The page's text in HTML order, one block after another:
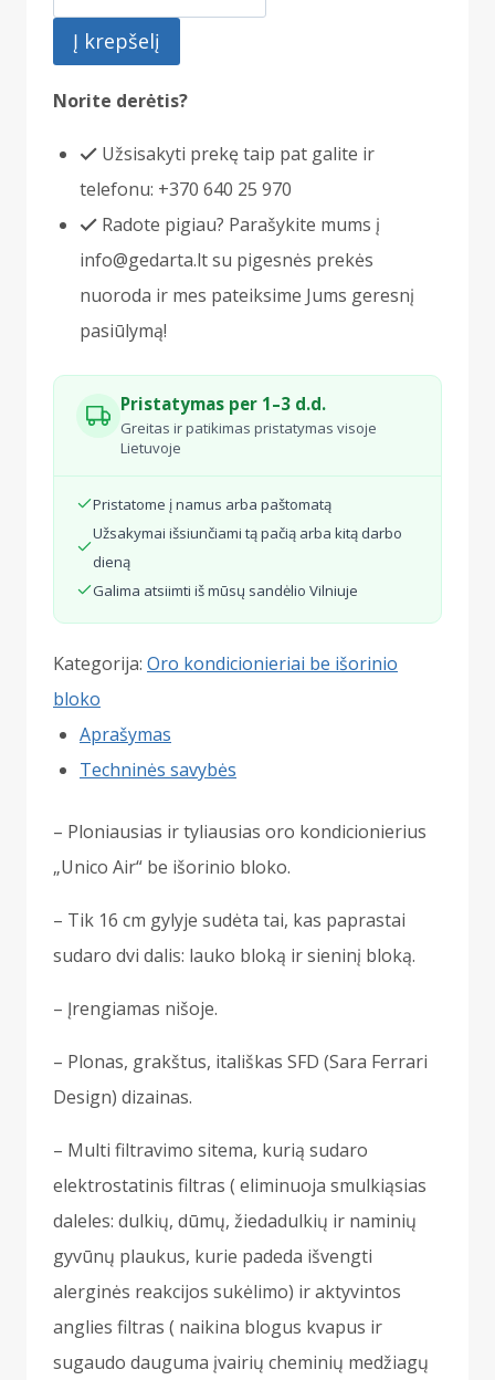
kiekis:
KONDICIONIERIUS
UNICO
25
EVA
Į krepšelį
Norite derėtis?
Užsisakyti prekę taip pat galite ir
telefonu: +370 640 25 970
Radote pigiau? Parašykite mums į
info@gedarta.lt su pigesnės prekės
nuoroda ir mes pateiksime Jums geresnį
pasiūlymą!
Pristatymas per 1–3 d.d.
Greitas ir patikimas pristatymas visoje
Lietuvoje
Pristatome į namus arba paštomatą
Užsakymai išsiunčiami tą pačią arba kitą darbo
dieną
Galima atsiimti iš mūsų sandėlio Vilniuje
Kategorija: Oro kondicionieriai be išorinio
bloko
Aprašymas
Techninės savybės
– Ploniausias ir tyliausias oro kondicionierius
„Unico Air“ be išorinio bloko.
– Tik 16 cm gylyje sudėta tai, kas paprastai
sudaro dvi dalis: lauko bloką ir sieninį bloką.
– Įrengiamas nišoje.
– Plonas, grakštus, itališkas SFD (Sara Ferrari
Design) dizainas.
– Multi filtravimo sitema, kurią sudaro
elektrostatinis filtras ( eliminuoja smulkiąsias
daleles: dulkių, dūmų, žiedadulkių ir naminių
gyvūnų plaukus, kurie padeda išvengti
alerginės reakcijos sukėlimo) ir aktyvintos
anglies filtras ( naikina blogus kvapus ir
sugaudo dauguma įvairių cheminių medžiagų